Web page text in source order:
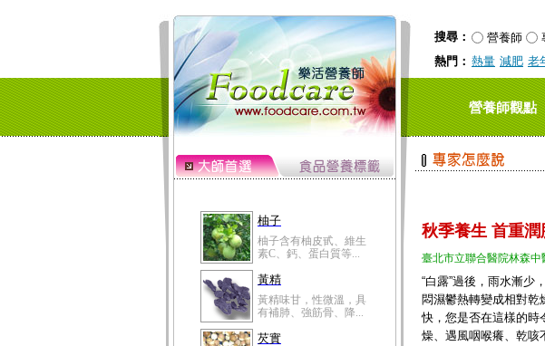
搜尋： 營養師
熱門： 熱量 減肥 老
營養師觀點
柚子
柚子含有柚皮甙、維生
素C、鈣、蛋白質等...
黃精
黃精味甘，性微溫，具
有補肺、強筋骨、降...
芡實
秋季養生 首重潤
臺北市立聯合醫院林森
“白露”過後，雨水漸少
悶濕鬱熱轉變成相對乾
快，您是否在這樣的時
燥、遇風咽喉癢、乾咳